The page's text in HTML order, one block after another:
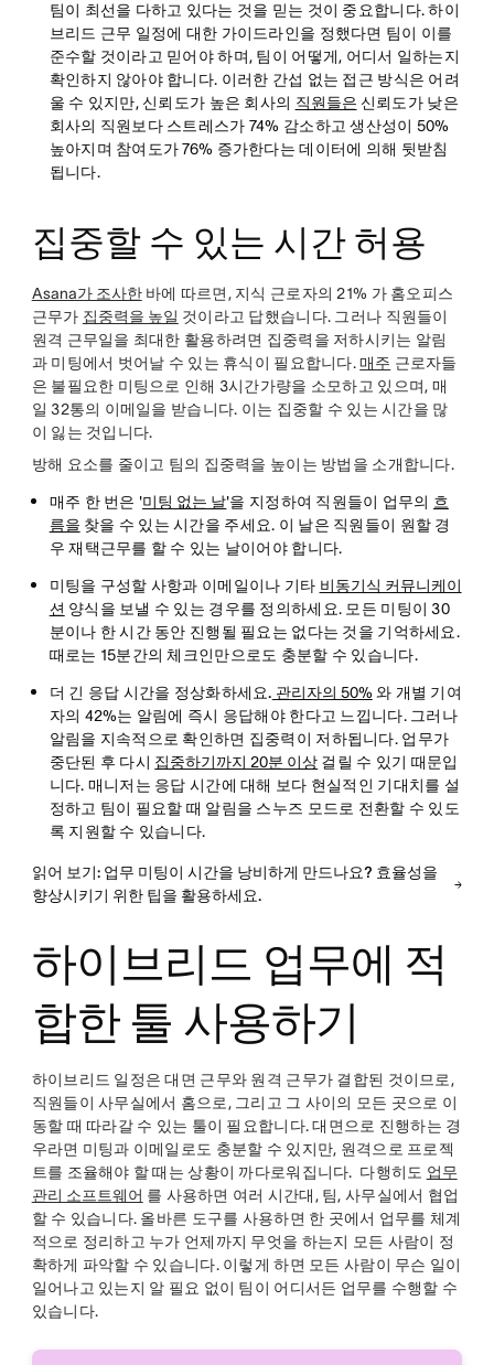
팀이 최선을 다하고 있다는 것을 믿는 것이 중요합니다. 하이
브리드 근무 일정에 대한 가이드라인을 정했다면 팀이 이를
준수할 것이라고 믿어야 하며, 팀이 어떻게, 어디서 일하는지
확인하지 않아야 합니다. 이러한 간섭 없는 접근 방식은 어려
울 수 있지만, 신뢰도가 높은 회사의 직원들은 신뢰도가 낮은
회사의 직원보다 스트레스가 74% 감소하고 생산성이 50%
높아지며 참여도가 76% 증가한다는 데이터에 의해 뒷받침
됩니다.
집중할 수 있는 시간 허용
Asana가 조사한바에 따르면, 지식 근로자의 21% 가 홈오피스
근무가 집중력을 높일 것이라고 답했습니다. 그러나 직원들이
원격 근무일을 최대한 활용하려면 집중력을 저하시키는 알림
과 미팅에서 벗어날 수 있는 휴식이 필요합니다.매주 근로자들
은 불필요한 미팅으로 인해 3시간가량을 소모하고 있으며, 매
일 32통의 이메일을 받습니다. 이는 집중할 수 있는 시간을 많
이 잃는 것입니다.
방해 요소를 줄이고 팀의 집중력을 높이는 방법을 소개합니다.
매주 한 번은 '미팅 없는 날'을 지정하여 직원들이 업무의 흐
름을 찾을 수 있는 시간을 주세요. 이 날은 직원들이 원할 경
우 재택근무를 할 수 있는 날이어야 합니다.
미팅을 구성할 사항과 이메일이나 기타 비동기식 커뮤니케이
션 양식을 보낼 수 있는 경우를 정의하세요. 모든 미팅이 30
분이나 한 시간 동안 진행될 필요는 없다는 것을 기억하세요.
때로는 15분간의 체크인만으로도 충분할 수 있습니다.
더 긴 응답 시간을 정상화하세요. 관리자의 50% 와 개별 기여
자의 42%는 알림에 즉시 응답해야 한다고 느낍니다. 그러나
알림을 지속적으로 확인하면 집중력이 저하됩니다. 업무가
중단된 후 다시 집중하기까지 20분 이상 걸릴 수 있기 때문입
니다. 매니저는 응답 시간에 대해 보다 현실적인 기대치를 설
정하고 팀이 필요할 때 알림을 스누즈 모드로 전환할 수 있도
록 지원할 수 있습니다.
읽어 보기: 업무 미팅이 시간을 낭비하게 만드나요? 효율성을
향상시키기 위한 팁을 활용하세요.
하이브리드 업무에 적
합한 툴 사용하기
하이브리드 일정은 대면 근무와 원격 근무가 결합된 것이므로,
직원들이 사무실에서 홈으로, 그리고 그 사이의 모든 곳으로 이
동할 때 따라갈 수 있는 툴이 필요합니다. 대면으로 진행하는 경
우라면 미팅과 이메일로도 충분할 수 있지만, 원격으로 프로젝
트를 조율해야 할 때는 상황이 까다로워집니다. 다행히도 업무
관리 소프트웨어 를 사용하면 여러 시간대, 팀, 사무실에서 협업
할 수 있습니다. 올바른 도구를 사용하면 한 곳에서 업무를 체계
적으로 정리하고 누가 언제까지 무엇을 하는지 모든 사람이 정
확하게 파악할 수 있습니다. 이렇게 하면 모든 사람이 무슨 일이
일어나고 있는지 알 필요 없이 팀이 어디서든 업무를 수행할 수
있습니다.